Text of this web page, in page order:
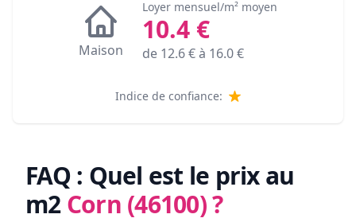
Maison
Loyer mensuel/m² moyen
10.4 €
de 12.6€ à 16.0€
Indice de confiance:
FAQ : Quel est le prix au
m2Corn (46100)?